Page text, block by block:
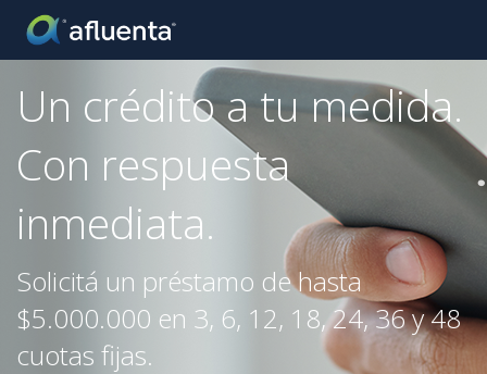
Un crédito a tu medida.
Con respuesta
inmediata.
Solicitá un préstamo de hasta
$5.000.000 en 3, 6, 12, 18, 24, 36 y 48
cuotas fijas.